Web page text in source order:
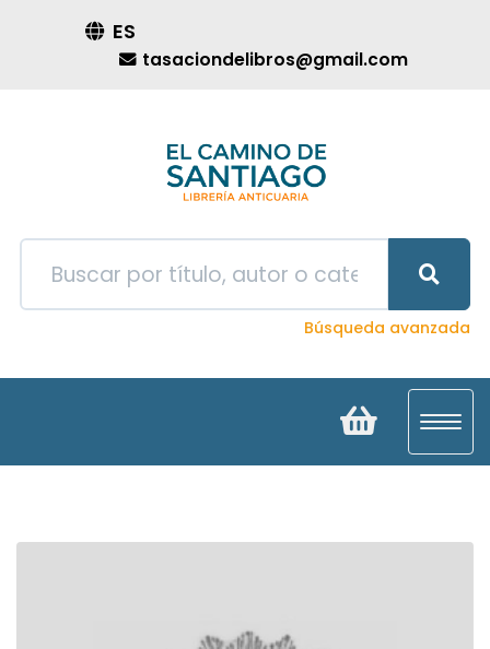
ES
tasaciondelibros@gmail.com
Búsqueda avanzada